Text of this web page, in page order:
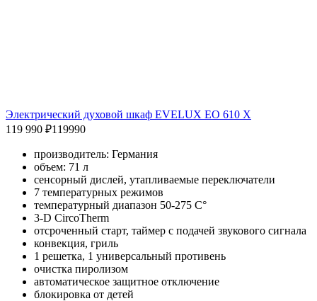
Электрический духовой шкаф EVELUX EO 610 X
119 990 ₽119990
производитель: Германия
объем: 71 л
сенсорный дислей, утапливаемые переключатели
7 температурных режимов
температурный диапазон 50-275 C°
3-D CircoTherm
отсроченный старт, таймер с подачей звукового сигнала
конвекция, гриль
1 решетка, 1 универсальный противень
очистка пиролизом
автоматическое защитное отключение
блокировка от детей